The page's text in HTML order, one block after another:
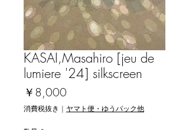
KASAI,Masahiro [jeu de
lumiere '24] silkscreen
￥8,000
格
消費税抜き | ヤマト便・ゆうパック他